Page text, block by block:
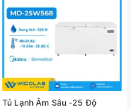
Tủ Lạnh Âm Sâu -25 Độ